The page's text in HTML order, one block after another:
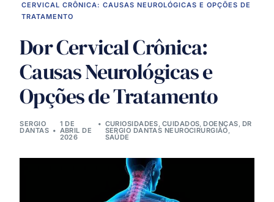
CERVICAL CRÔNICA: CAUSAS NEUROLÓGICAS E OPÇÕES DE
TRATAMENTO
Dor Cervical Crônica:
Causas Neurológicas e
Opções de Tratamento
SERGIO
DANTAS
1 DE
ABRIL DE
2026
CURIOSIDADES, CUIDADOS,DOENÇAS, DR
SERGIO DANTAS NEUROCIRURGIÃO,
SAÚDE
INTERVENÇÕES